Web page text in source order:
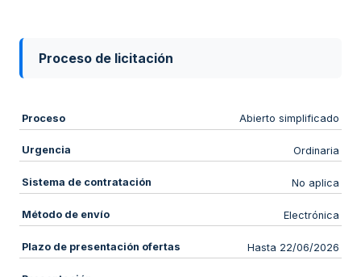
Proceso de licitación
Proceso Abierto simplificado
Urgencia Ordinaria
Sistema de contratación No aplica
Método de envío Electrónica
Plazo de presentación ofertas Hasta 22/06/2026